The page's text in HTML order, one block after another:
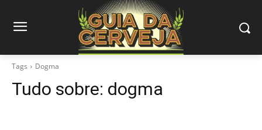
Tags Dogma
Tudo sobre: dogma